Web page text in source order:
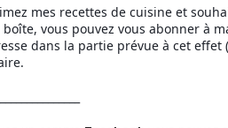
mes recettes de cuisine et
vous pouvez vous abonner à
dans la partie prévue à cet